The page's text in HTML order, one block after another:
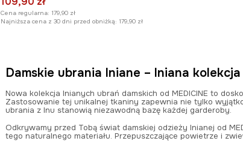
Cena regularna: 179,90 zł
Najniższa cena z 30 dni przed obniżką: 179,90 zł
Damskie ubrania lniane – lniana
Nowa kolekcja lnianych ubrań damskich od MEDICINE to
Zastosowanie tej unikalnej tkaniny zapewnia nie tylko
ubrania z lnu stanowią niezawodną bazę każdej garderoby.
Odkrywamy przed Tobą świat damskiej odzieży lnianej od
tego naturalnego materiału. Przepuszczające powietrze i